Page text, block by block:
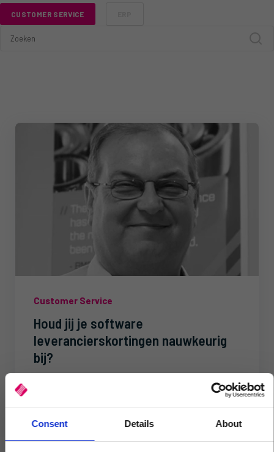
Consent Details About
CUSTOMER SERVICE
Customer Service
Houd jij je software
leverancierskortingen nauwkeurig
bij?
Mark Steggall, Product Management Manager bij
KCS, vertelt de voordelen van het gebruik van onze
ERP software voor het beheren van...